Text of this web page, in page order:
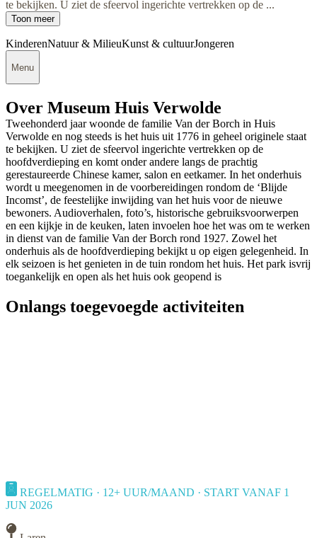
te bekijken. U ziet de sfeervol ingerichte vertrekken op de ...
Toon meer
KinderenNatuur & MilieuKunst & cultuurJongeren
Menu
Over Museum Huis Verwolde
Tweehonderd jaar woonde de familie Van der Borch in Huis
Verwolde en nog steeds is het huis uit 1776 in geheel originele staat
te bekijken. U ziet de sfeervol ingerichte vertrekken op de
hoofdverdieping en komt onder andere langs de prachtig
gerestaureerde Chinese kamer, salon en eetkamer. In het onderhuis
wordt u meegenomen in de voorbereidingen rondom de ‘Blijde
Incomst’, de feestelijke inwijding van het huis voor de nieuwe
bewoners. Audioverhalen, foto’s, historische gebruiksvoorwerpen
en een kijkje in de keuken, laten invoelen hoe het was om te werken
in dienst van de familie Van der Borch rond 1927. Zowel het
onderhuis als de hoofdverdieping bekijkt u op eigen gelegenheid. In
elk seizoen is het genieten in de tuin rondom het huis. Het park isvrij
toegankelijk en open als het huis ook geopend is
Onlangs toegevoegde activiteiten
REGELMATIG · 12+ UUR/MAAND · START VANAF 1
JUN 2026